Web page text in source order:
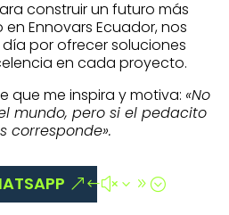
construir un futuro más
en Ennovars Ecuador, nos
por ofrecer soluciones
en cada proyecto.
que me inspira y motiva: «No
mundo, pero si el pedacito
corresponde».